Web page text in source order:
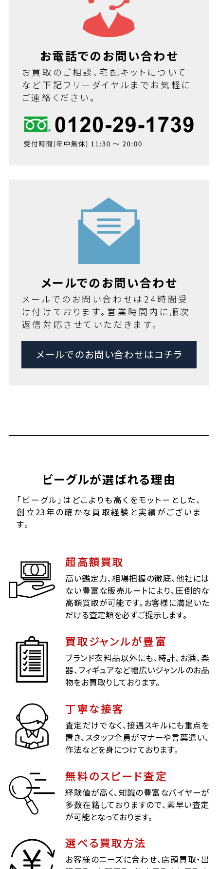
お電話でのお問い合わせ
お買取のご相談、宅配キットについて
など下記フリーダイヤルまでお気軽に
ご連絡ください。
メールでのお問い合わせ
メールでのお問い合わせは24時間受
け付けております。営業時間内に順次
返信対応させていただきます。
メールでのお問い合わせはコチラ
ビーグルが選ばれる理由
「ビーグル」はどこよりも高くをモットーとした、
創立23年の確かな買取経験と実績がございま
す。
超高額買取
高い鑑定力、相場把握の徹底、他社には
ない豊富な販売ルートにより、圧倒的な
高額買取が可能です。お客様に満足いた
だける査定額を必ずご提示します。
買取ジャンルが豊富
ブランド衣料品以外にも、時計、お酒、楽
器、フィギュアなど幅広いジャンルのお品
物をお買取りしております。
丁寧な接客
査定だけでなく、接遇スキルにも重点を
置き、スタッフ全員がマナーや言葉遣い、
作法などを身につけております。
無料のスピード査定
経験値が高く、知識の豊富なバイヤーが
多数在籍しておりますので、素早い査定
が可能となっております。
選べる買取方法
お客様のニーズに合わせ、店頭買取・出